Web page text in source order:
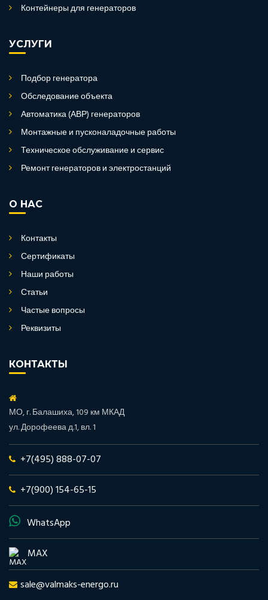
Контейнеры для генераторов
УСЛУГИ
Подбор генератора
Обследование объекта
Автоматика (АВР) генераторов
Монтажные и пусконаладочные работы
Техническое обслуживание и сервис
Ремонт генераторов и электростанций
О НАС
Контакты
Сертификаты
Наши работы
Статьи
Частые вопросы
Реквизиты
КОНТАКТЫ
МО, г. Балашиха, 109 км МКАД
ул. Дорофеева д.1, вл. 1
+7(495) 888-07-07
+7(900) 154-65-15
WhatsApp
MAX
sale@valmaks-energo.ru